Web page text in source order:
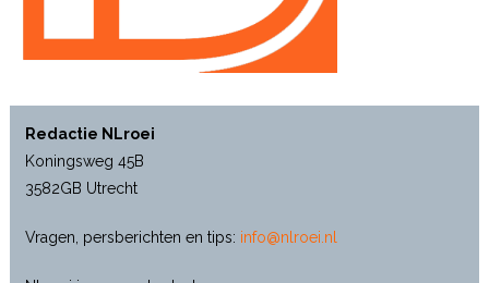
Redactie NLroei
Koningsweg 45B
3582GB Utrecht
Vragen, persberichten en tips: info@nlroei.nl